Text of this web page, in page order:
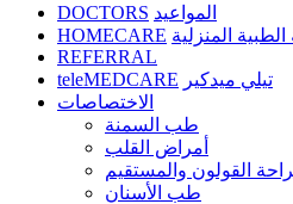
DOCTORS المواعيد
HOMECARE المنزلية
REFERRAL
teleMEDCARE تيلي ميدكير
الاختصاصات
طب السمنة
أمراض القلب
القولون والمستقيم
طب الأسنان